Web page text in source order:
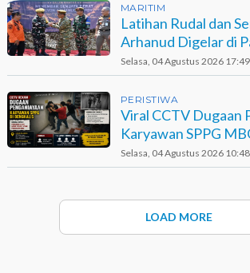
MARITIM
Latihan Rudal dan
Arhanud Digelar di
Bengkalis
Selasa, 04 Agustus 2026
PERISTIWA
Viral CCTV Dugaan
Karyawan SPPG
Muandau
Selasa, 04 Agustus 2026
LOAD MORE